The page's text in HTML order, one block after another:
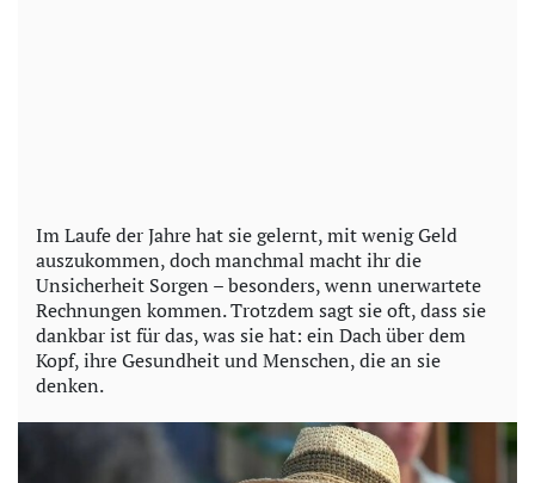
Im Laufe der Jahre hat sie gelernt, mit wenig Geld
auszukommen, doch manchmal macht ihr die
Unsicherheit Sorgen – besonders, wenn unerwartete
Rechnungen kommen. Trotzdem sagt sie oft, dass sie
dankbar ist für das, was sie hat: ein Dach über dem
Kopf, ihre Gesundheit und Menschen, die an sie
denken.